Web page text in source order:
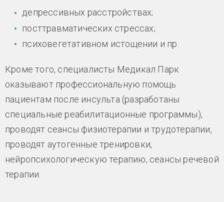
депрессивных расстройствах;
посттравматических стрессах;
психовегетативном истощении и пр.
Кроме того, специалисты Медикал Парк
оказывают профессиональную помощь
пациентам после инсульта (разработаны
специальные реабилитационные программы),
проводят сеансы физиотерапии и трудотерапии,
проводят аутогенные тренировки,
нейропсихологическую терапию, сеансы речевой
терапии.